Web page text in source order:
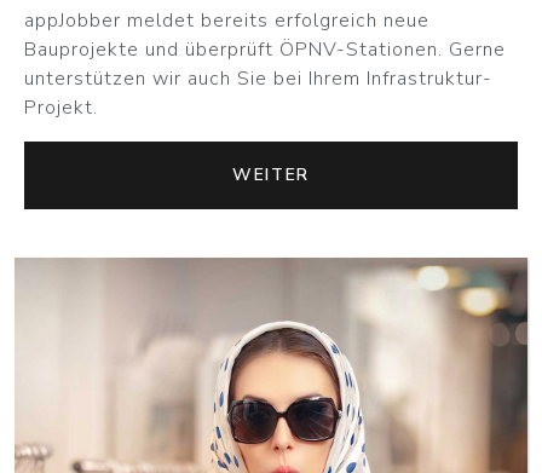
appJobber meldet bereits erfolgreich neue
Bauprojekte und überprüft ÖPNV-Stationen. Gerne
unterstützen wir auch Sie bei Ihrem Infrastruktur-
Projekt.
WEITER